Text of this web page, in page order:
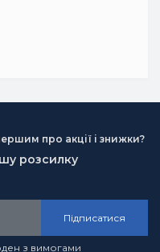
про акції і знижки?
розсилку
Підписатися
з вимогами